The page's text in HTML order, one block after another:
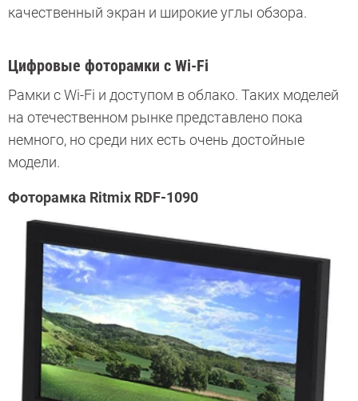
качественный экран и широкие углы обзора.
Цифровые фоторамки с Wi-Fi
Рамки с Wi-Fi и доступом в облако. Таких моделей
на отечественном рынке представлено пока
немного, но среди них есть очень достойные
модели.
Фоторамка Ritmix RDF-1090